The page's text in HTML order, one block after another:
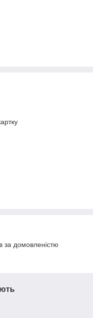
за домовленістю